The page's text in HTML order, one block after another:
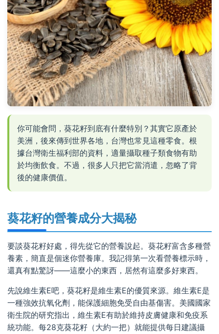
你可能會問，葵花籽到底有什麼特別？其實它原產於
美洲，後來傳到世界各地，台灣也常見這種零食。根
據台灣衛生福利部的資料，適量攝取種子類食物有助
於均衡飲食。不過，很多人只把它當消遣，忽略了背
後的健康價值。
葵花籽的營養成分大揭秘
要談葵花籽好處，得先從它的營養說起。葵花籽富含多種營
養素，簡直是個迷你營養庫。我記得第一次看營養標示時，
還真有點驚訝——這麼小的東西，居然有這麼多好東西。
先說維生素E吧，葵花籽是維生素E的優質來源。維生素E是
一種強效抗氧化劑，能保護細胞免受自由基傷害。美國國家
衛生院的研究指出，維生素E有助於維持皮膚健康和免疫系
統功能。每28克葵花籽（大約一把）就能提供每日建議攝